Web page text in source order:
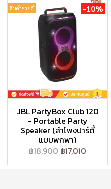
สินค้าขายดี -10%
JBL PartyBox Club 120
- Portable Party
Speaker (ลำโพงปาร์ตี้
แบบพกพา)
฿18,900 ฿17,010